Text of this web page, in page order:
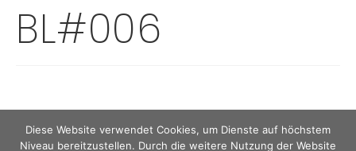
BL#006
Diese Website verwendet Cookies, um Dienste auf höchstem
Niveau bereitzustellen. Durch die weitere Nutzung der Website